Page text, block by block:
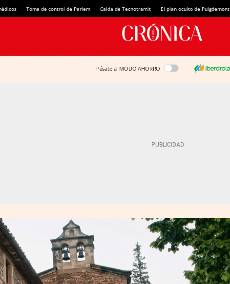
Toma de control de Parlem Caída de Tecnotramit El plan oculto de Puigdemont
Pásate al MODO AHORRO